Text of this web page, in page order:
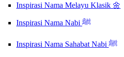
Inspirasi Nama Melayu Klasik 🌼
Inspirasi Nama Nabi ﷺ
Inspirasi Nama Sahabat Nabi ﷺ